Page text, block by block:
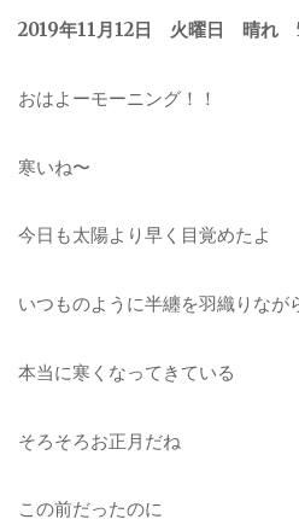
2019年11月12日 火曜日 晴れ
おはよーモーニング！！
寒いね〜
今日も太陽より早く目覚めたよ
いつものように半纏を羽織りなが
本当に寒くなってきている
そろそろお正月だね
この前だったのに